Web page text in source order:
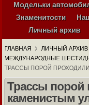
Модельки
Знаменитости
Личный архив
ГЛАВНАЯ ЛИЧНЫЙ АРХИВ
МЕЖДУНАРОДНЫЕ
ТРАССЫ ПОРОЙ
Трассы порой
каменистым